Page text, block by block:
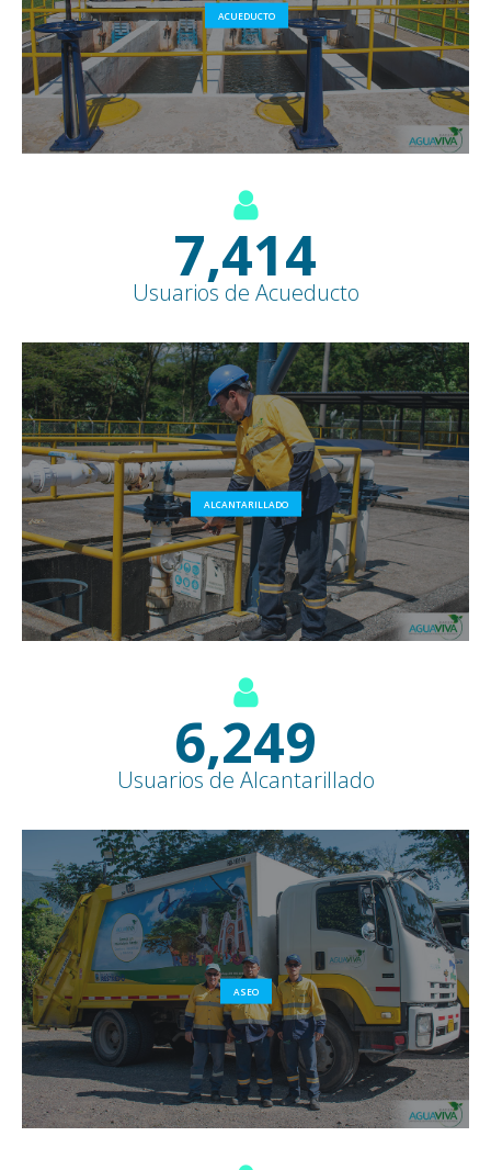
ACUEDUCTO
8,500+
Usuarios de Acueducto
ALCANTARILLADO
7,600+
Usuarios de Alcantarillado
ASEO